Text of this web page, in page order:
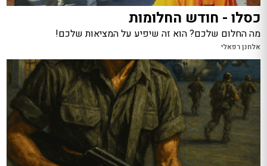
כסלו - חודש החלומות
מה החלום שלכם? הוא זה שיפיע על המציאות שלכם!
אלחנן רפאלי